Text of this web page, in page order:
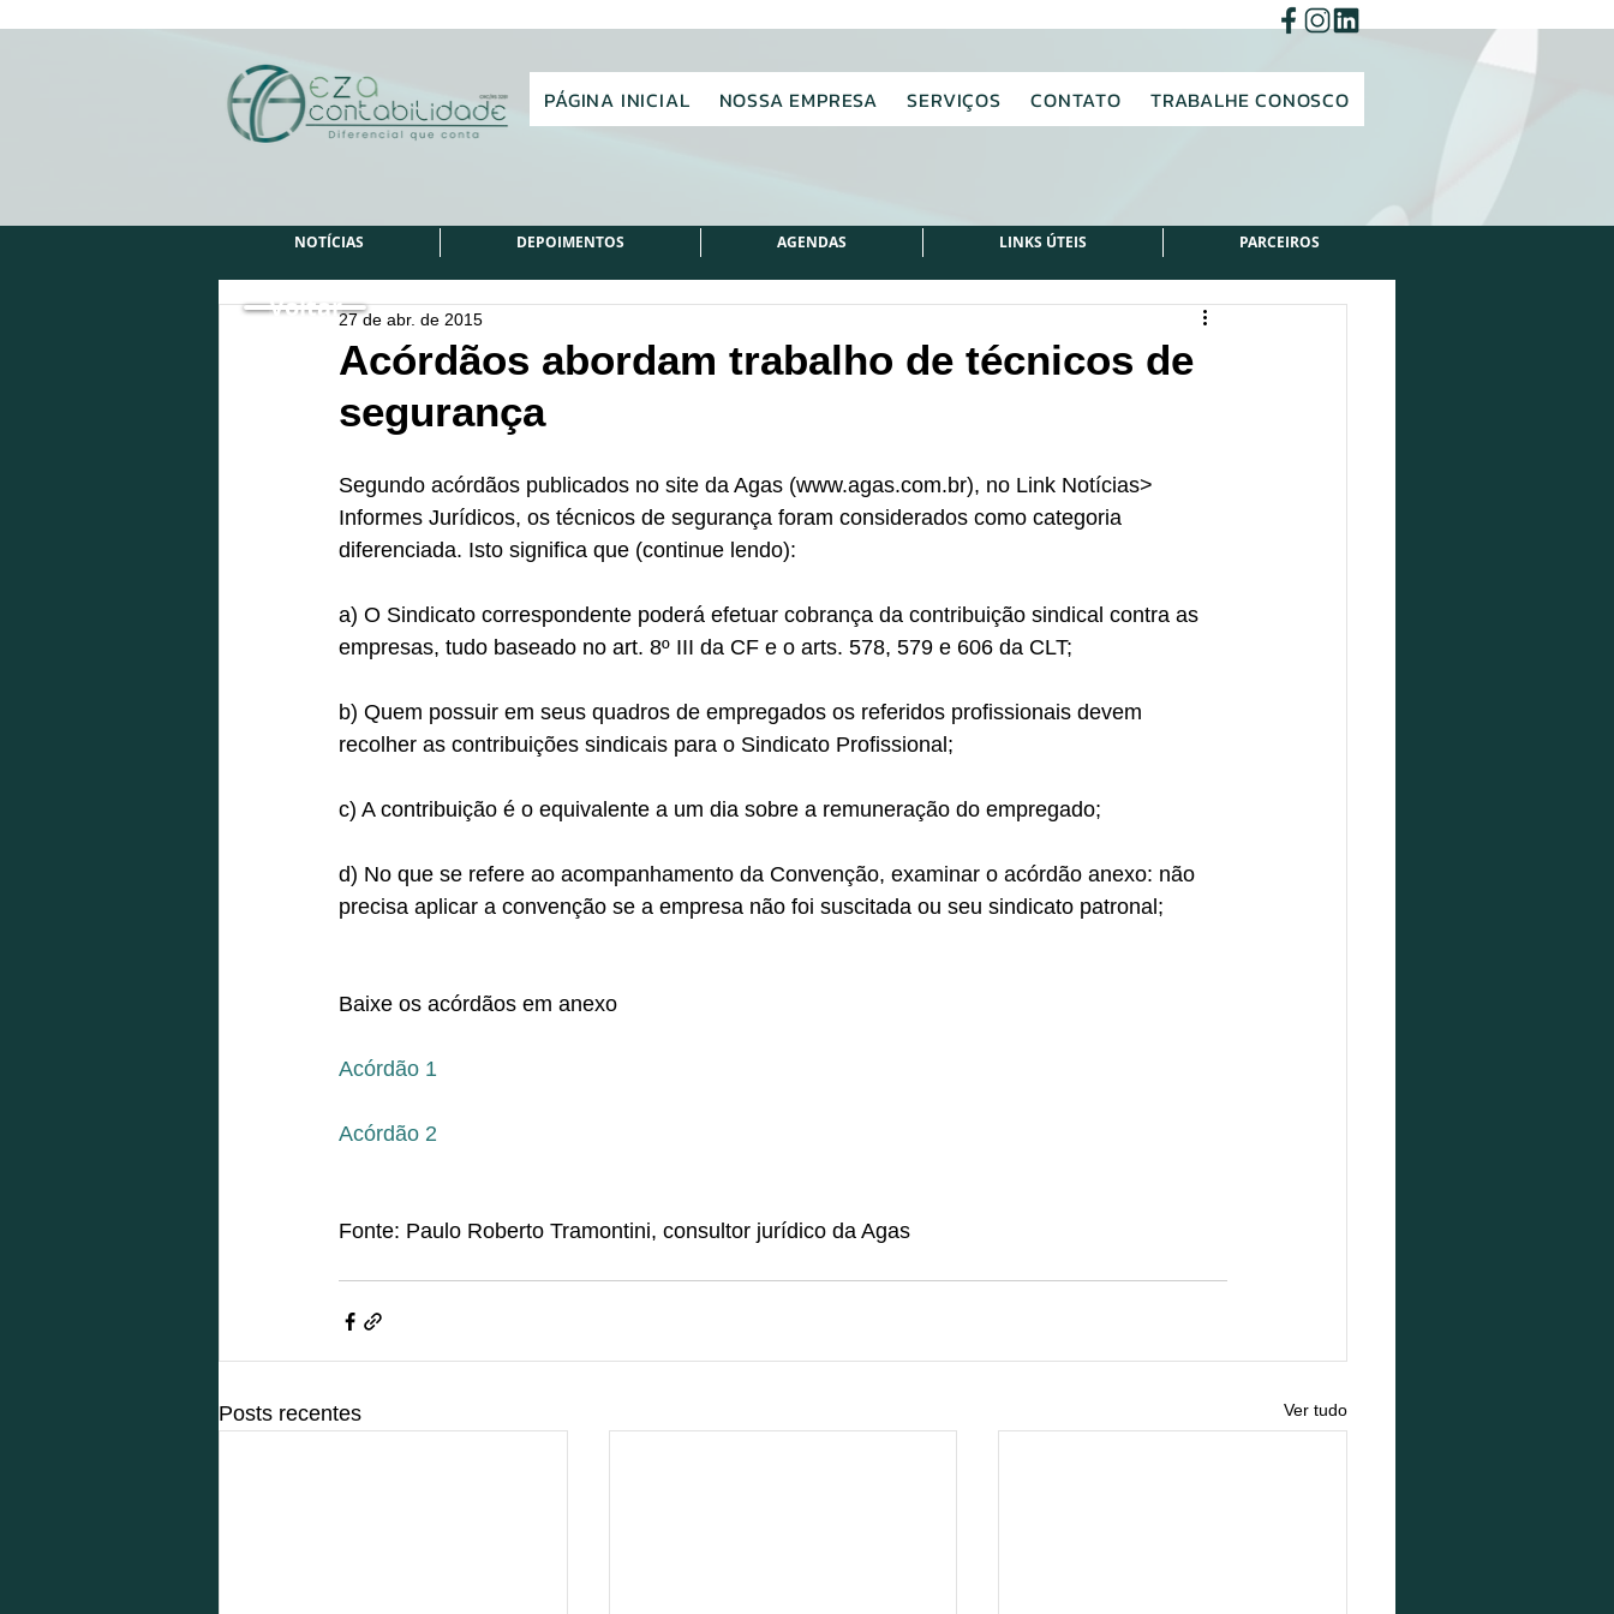
PÁGINA INICIAL NOSSA EMPRESA SERVIÇOS CONTATO TRABALHE CONOSCO
NOTÍCIAS DEPOIMENTOS AGENDAS LINKS ÚTEIS PARCEIROS
Acórdãos abordam trabalho de técnicos de
segurança
27 de abr. de 2015
Segundo acórdãos publicados no site da Agas (www.agas.com.br), no Link Notícias>
Informes Jurídicos, os técnicos de segurança foram considerados como categoria
diferenciada. Isto significa que (continue lendo):
a) O Sindicato correspondente poderá efetuar cobrança da contribuição sindical contra as
empresas, tudo baseado no art. 8º III da CF e o arts. 578, 579 e 606 da CLT;
b) Quem possuir em seus quadros de empregados os referidos profissionais devem
recolher as contribuições sindicais para o Sindicato Profissional;
c) A contribuição é o equivalente a um dia sobre a remuneração do empregado;
d) No que se refere ao acompanhamento da Convenção, examinar o acórdão anexo: não
precisa aplicar a convenção se a empresa não foi suscitada ou seu sindicato patronal;
Baixe os acórdãos em anexo
Acórdão 1
Acórdão 2
Fonte: Paulo Roberto Tramontini, consultor jurídico da Agas
Posts recentes Ver tudo
Voltar